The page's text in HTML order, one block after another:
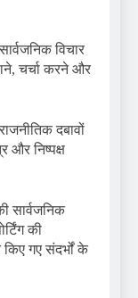
विचार
चर्चा करने और
दबावों
निष्पक्ष
सार्वजनिक
की
किए गए संदर्भों के